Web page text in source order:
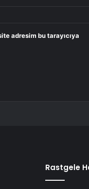
adresim bu tarayıcıya
Rastgele